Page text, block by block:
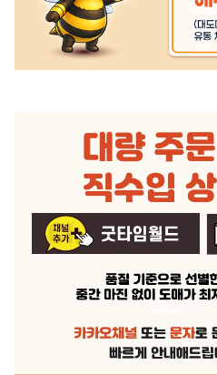
제조자/수입자
제조국 상품 상세설명
제조연월 상품 상세설명
품질보증기준 상품 상세설명
상품 상세설명 참
주문후 예상 배송기간 상품 상세설명